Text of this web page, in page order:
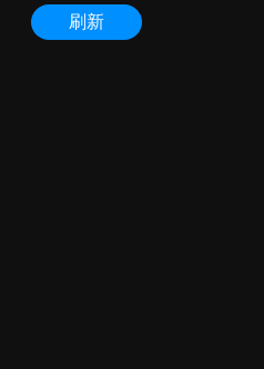
刷新